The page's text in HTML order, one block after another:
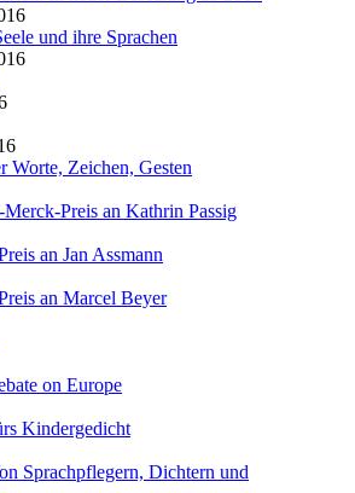
und ihre Sprachen
Worte, Zeichen, Gesten
Preis an Kathrin Passig
an Jan Assmann
an Marcel Beyer
on Europe
Kindergedicht
Sprachpflegern, Dichtern und